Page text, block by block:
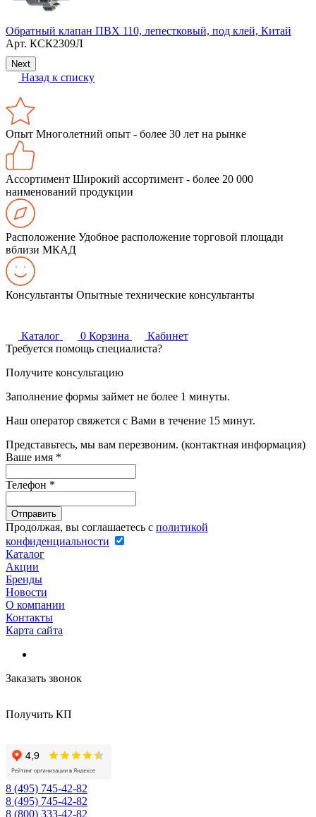
Обратный клапан ПВХ 110, лепестковый, под клей, Китай
Арт. КСК2309Л
Next
Назад к списку
Опыт Многолетний опыт - более 30 лет на рынке
Ассортимент Широкий ассортимент - более 20 000
наименований продукции
Расположение Удобное расположение торговой площади
вблизи МКАД
Консультанты Опытные технические консультанты
Каталог 0 Корзина
Кабинет
Требуется помощь специалиста?
Получите консультацию
Заполнение формы займет не более 1 минуты.
Наш оператор свяжется с Вами в течение 15 минут.
Представьтесь, мы вам перезвоним. (контактная информация)
Ваше имя *
Телефон *
Продолжая, вы соглашаетесь с политикой
конфиденциальности
Каталог
Акции
Бренды
Новости
О компании
Контакты
Карта сайта
Заказать звонок
Получить КП
8 (495) 745-42-82
8 (495) 745-42-82
8 (800) 333-42-82